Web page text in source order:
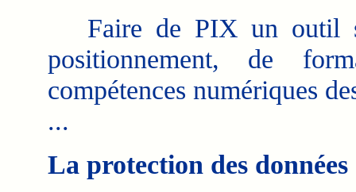
Faire de PIX un outil
positionnement, de
compétences numériques
...
La protection des données